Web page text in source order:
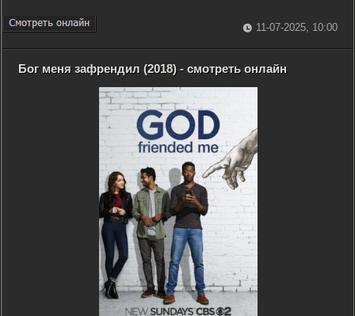
11-07-2025, 10:00
Бог меня зафрендил (2018) - смотреть онлайн